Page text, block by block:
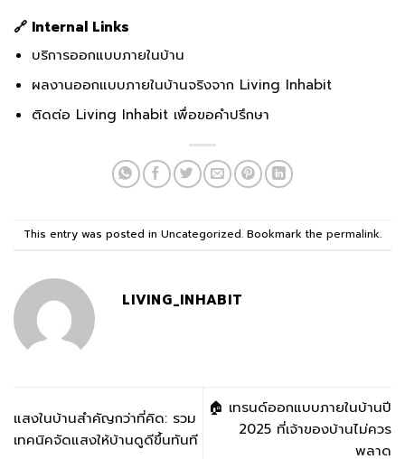
🔗 Internal Links
บริการออกแบบภายในบ้าน
ผลงานออกแบบภายในบ้านจริงจาก Living Inhabit
ติดต่อ Living Inhabit เพื่อขอคำปรึกษา
This entry was posted in Uncategorized. Bookmark the permalink.
LIVING_INHABIT
แสงในบ้านสำคัญกว่าที่คิด: รวม
เทคนิคจัดแสงให้บ้านดูดีขึ้นทันที
🏠 เทรนด์ออกแบบภายในบ้านปี
2025 ที่เจ้าของบ้านไม่ควร
พลาด